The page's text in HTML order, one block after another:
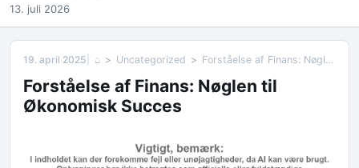
13. juli 2026
19. april 2025 ⌂ Uncategorized Forståelse af Finans: Nøglen til Økonomisk Succes
Forståelse af Finans: Nøglen til
Økonomisk Succes